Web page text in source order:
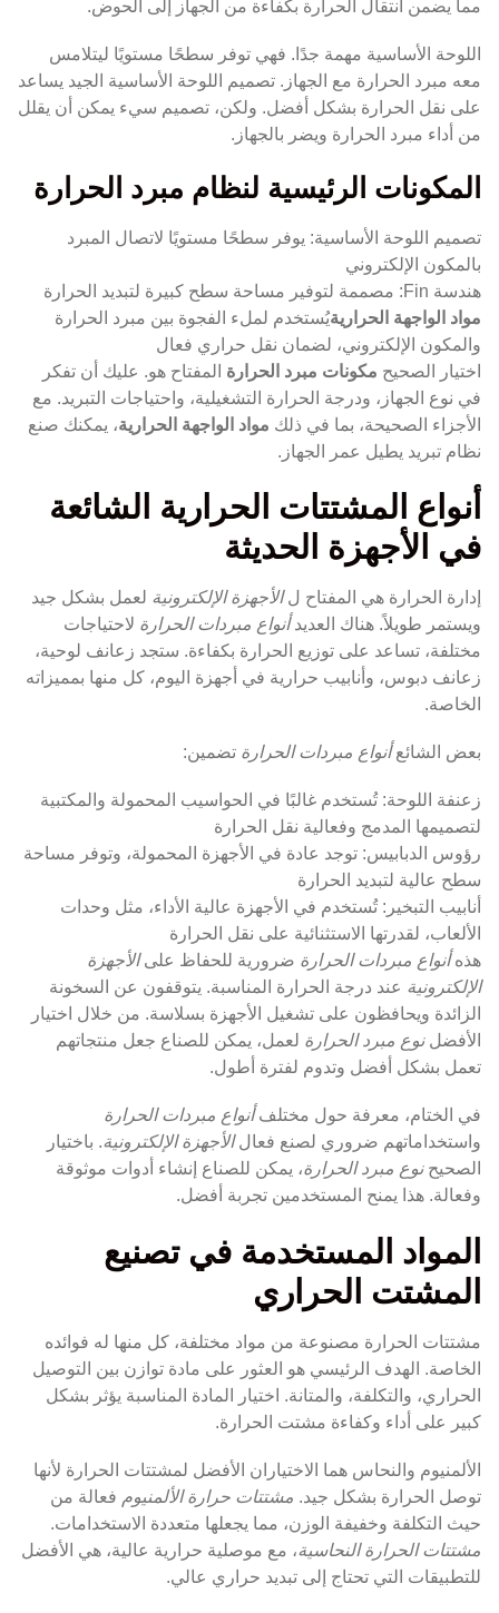
مما يضمن انتقال الحرارة بكفاءة من الجهاز إلى الحوض.
اللوحة الأساسية مهمة جدًا. فهي توفر سطحًا مستويًا ليتلامس
معه مبرد الحرارة مع الجهاز. تصميم اللوحة الأساسية الجيد يساعد
على نقل الحرارة بشكل أفضل. ولكن، تصميم سيء يمكن أن يقلل
من أداء مبرد الحرارة ويضر بالجهاز.
المكونات الرئيسية لنظام مبرد الحرارة
تصميم اللوحة الأساسية: يوفر سطحًا مستويًا لاتصال المبرد
بالمكون الإلكتروني
هندسة Fin: مصممة لتوفير مساحة سطح كبيرة لتبديد الحرارة
مواد الواجهة الحراريةيُستخدم لملء الفجوة بين مبرد الحرارة
والمكون الإلكتروني، لضمان نقل حراري فعال
اختيار الصحيح مكونات مبرد الحرارةالمفتاح هو. عليك أن تفكر
في نوع الجهاز، ودرجة الحرارة التشغيلية، واحتياجات التبريد. مع
الأجزاء الصحيحة، بما في ذلك مواد الواجهة الحرارية، يمكنك صنع
نظام تبريد يطيل عمر الجهاز.
أنواع المشتتات الحرارية الشائعة
في الأجهزة الحديثة
إدارة الحرارة هي المفتاح لالأجهزة الإلكترونيةلعمل بشكل جيد
ويستمر طويلاً. هناك العديدأنواع مبردات الحرارةلاحتياجات
مختلفة، تساعد على توزيع الحرارة بكفاءة. ستجد زعانف لوحية،
زعانف دبوس، وأنابيب حرارية في أجهزة اليوم، كل منها بمميزاته
الخاصة.
بعض الشائعأنواع مبردات الحرارةتضمين:
زعنفة اللوحة: تُستخدم غالبًا في الحواسيب المحمولة والمكتبية
لتصميمها المدمج وفعالية نقل الحرارة
رؤوس الدبابيس: توجد عادة في الأجهزة المحمولة، وتوفر مساحة
سطح عالية لتبديد الحرارة
أنابيب التبخير: تُستخدم في الأجهزة عالية الأداء، مثل وحدات
الألعاب، لقدرتها الاستثنائية على نقل الحرارة
هذهأنواع مبردات الحرارةضرورية للحفاظ علىالأجهزة
الإلكترونيةعند درجة الحرارة المناسبة. يتوقفون عن السخونة
الزائدة ويحافظون على تشغيل الأجهزة بسلاسة. من خلال اختيار
الأفضل نوع مبرد الحرارةلعمل، يمكن للصناع جعل منتجاتهم
تعمل بشكل أفضل وتدوم لفترة أطول.
في الختام، معرفة حول مختلفأنواع مبردات الحرارة
واستخداماتهم ضروري لصنع فعالالأجهزة الإلكترونية. باختيار
الصحيح نوع مبرد الحرارة، يمكن للصناع إنشاء أدوات موثوقة
وفعالة. هذا يمنح المستخدمين تجربة أفضل.
المواد المستخدمة في تصنيع
المشتت الحراري
مشتتات الحرارة مصنوعة من مواد مختلفة، كل منها له فوائده
الخاصة. الهدف الرئيسي هو العثور على مادة توازن بين التوصيل
الحراري، والتكلفة، والمتانة. اختيار المادة المناسبة يؤثر بشكل
كبير على أداء وكفاءة مشتت الحرارة.
الألمنيوم والنحاس هما الاختياران الأفضل لمشتتات الحرارة لأنها
توصل الحرارة بشكل جيد. مشتتات حرارة الألمنيومفعالة من
حيث التكلفة وخفيفة الوزن، مما يجعلها متعددة الاستخدامات.
مشتتات الحرارة النحاسية، مع موصلية حرارية عالية، هي الأفضل
للتطبيقات التي تحتاج إلى تبديد حراري عالي.